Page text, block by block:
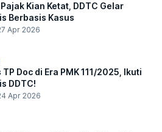
Kian Ketat, DDTC Gelar
Berbasis Kasus
Apr 2026
Doc di Era PMK 111/2025, Ikuti
DDTC!
Apr 2026